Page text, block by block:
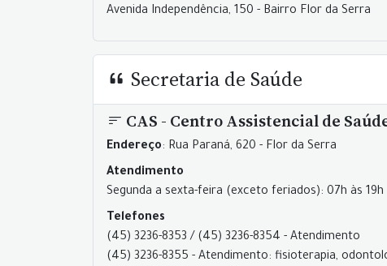
Avenida Independência, 150 - Bairro Flor da Serra
Secretaria de Saúde
CAS - Centro Assistencial de
Endereço: Rua Paraná, 620 - Flor da Serra
Atendimento
Segunda a sexta-feira (exceto feriados): 07h às 19h
Telefones
(45) 3236-8353 / (45) 3236-8354 - Atendimento
(45) 3236-8355 - Atendimento: fisioterapia,